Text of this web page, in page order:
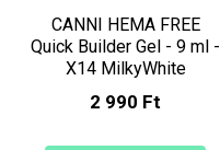
CANNI HEMA FREE
Quick Builder Gel - 9 ml -
X14 MilkyWhite
2 990 Ft